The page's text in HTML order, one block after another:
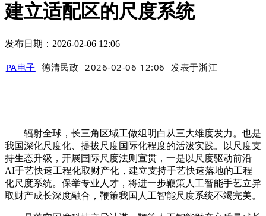
建立适配区的尺度系统
发布日期：2026-02-06 12:06
PA电子 德清民政 2026-02-06 12:06 发表于浙江
辐射全球，长三角区域工做组明白从三大维度发力。也是
我国深化尺度化、提拔尺度国际化程度的活泼实践。以尺度支
持生态升级，开展国际尺度法则宣贯，一是以尺度驱动前沿
AI手艺快速工程化取财产化，建立支持手艺快速落地的工程
化尺度系统。保举专业人才，将进一步鞭策人工智能手艺立异
取财产成长深度融合，鞭策我国人工智能尺度系统不竭完美。